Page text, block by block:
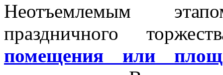
Неотъемлемым
праздничного
помещения или